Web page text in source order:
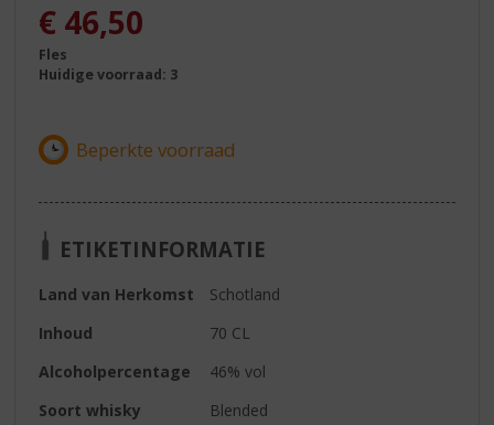
€ 46,50
Fles
Huidige voorraad: 3
ETIKETINFORMATIE
Land van Herkomst
Schotland
Inhoud
70 CL
Alcoholpercentage
46% vol
Soort whisky
Blended